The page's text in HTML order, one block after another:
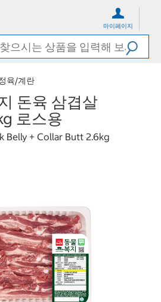
마이페이지
육/계란
돈육 삼겹살
로스용
Belly + Collar Butt 2.6kg